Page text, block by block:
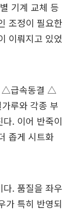
기계 교체 등
조정이 필요한
이뤄지고 있었
△급속동결 △
루와 각종 부
. 이어 반죽이
좁게 시트화
. 품질을 좌우
가 특히 반영되